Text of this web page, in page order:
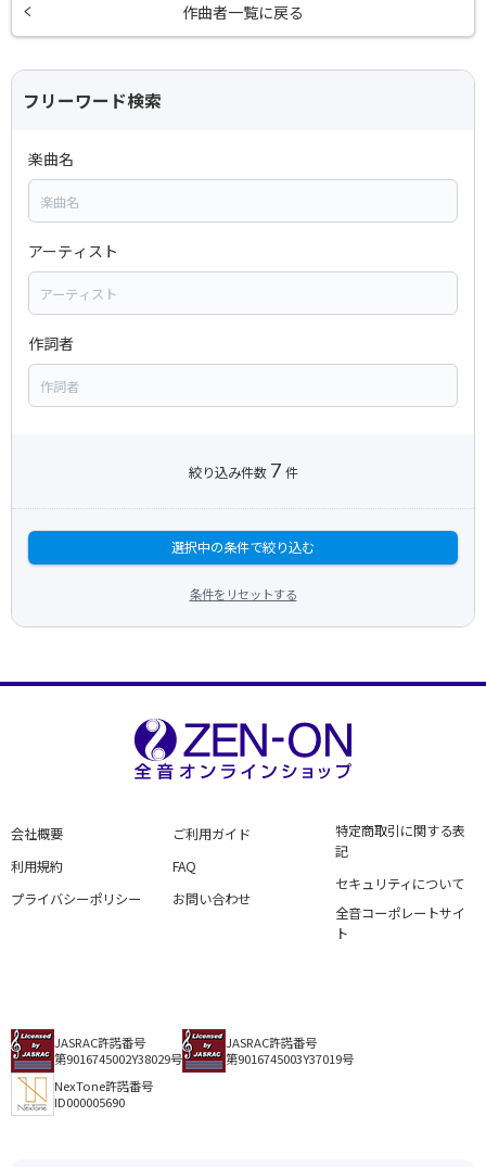
作曲者一覧に戻る
フリーワード検索
楽曲名
アーティスト
作詞者
絞り込み件数 7 件
選択中の条件で絞り込む
条件をリセットする
会社概要
利用規約
プライバシーポリシー
ご利用ガイド
FAQ
お問い合わせ
特定商取引に関する表
記
セキュリティについて
全音コーポレートサイ
ト
JASRAC許諾番号
第9016745002Y38029号
JASRAC許諾番号
第9016745003Y37019号
NexTone許諾番号
ID000005690